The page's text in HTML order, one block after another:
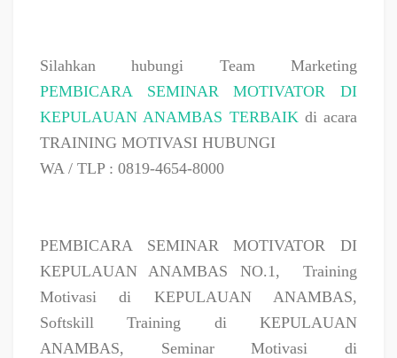
Silahkan hubungi Team Marketing
PEMBICARA SEMINAR MOTIVATOR DI
KEPULAUAN ANAMBAS TERBAIK di acara
TRAINING MOTIVASI HUBUNGI
WA / TLP : 0819-4654-8000
PEMBICARA SEMINAR MOTIVATOR DI
KEPULAUAN ANAMBAS NO.1,
Training
Motivasi di KEPULAUAN ANAMBAS,
Softskill Training di KEPULAUAN
ANAMBAS, Seminar Motivasi di